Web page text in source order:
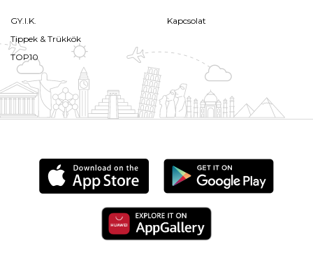
GY.I.K.
Tippek & Trükkök
TOP10
Kapcsolat